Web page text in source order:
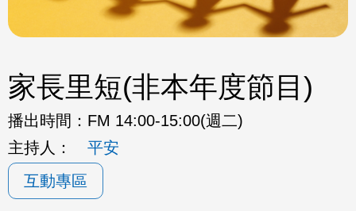
家長里短(非本年度節目)
播出時間： FM 14:00-15:00(週二)
主持人：
平安
互動專區